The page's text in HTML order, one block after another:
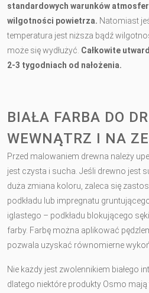
standardowych warunków
wilgotności powietrza. Natomiast
temperatura jest niższa bądź
może się wydłużyć. Całkowite
2-3 tygodniach od nałożenia.
BIAŁA FARBA DO
WEWNĄTRZ I NA
Przed malowaniem drewna należy
jest czysta i sucha. Jeśli drewno jest
duża zmiana koloru, zaleca się
podkładu lub impregnatu
iglastego – podkładu blokującego
farby. Farbę można aplikować
pozwala uzyskać równomierne
Nie każdy jest zwolennikiem białego
dlatego niektóre produkty Osmo mają